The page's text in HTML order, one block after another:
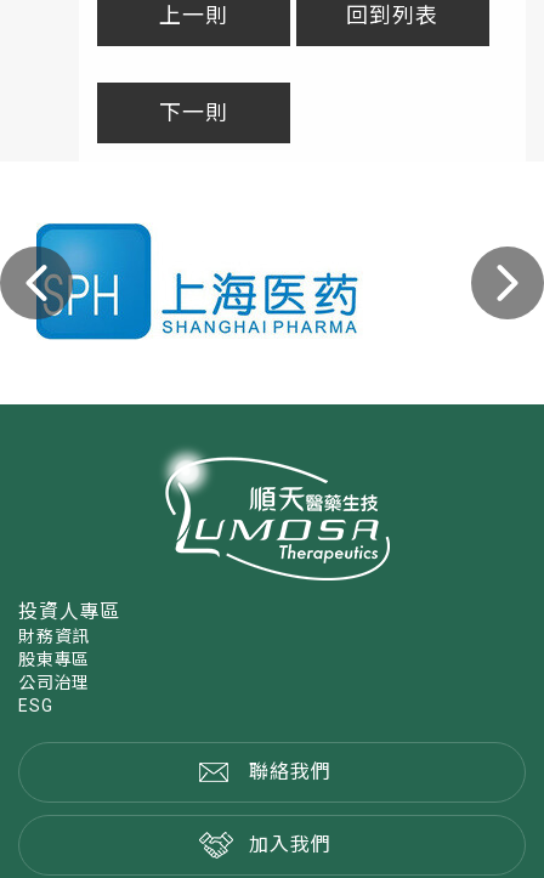
上一則 回到列表
下一則
投資人專區
財務資訊
股東專區
公司治理
ESG
聯絡我們
加入我們